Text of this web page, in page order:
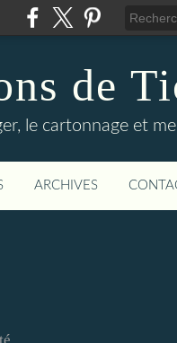
de
le cartonnage et
ARCHIVES